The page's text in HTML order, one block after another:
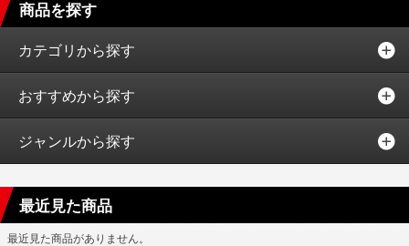
商品を探す
カテゴリから探す
おすすめから探す
ジャンルから探す
最近見た商品
最近見た商品がありません。